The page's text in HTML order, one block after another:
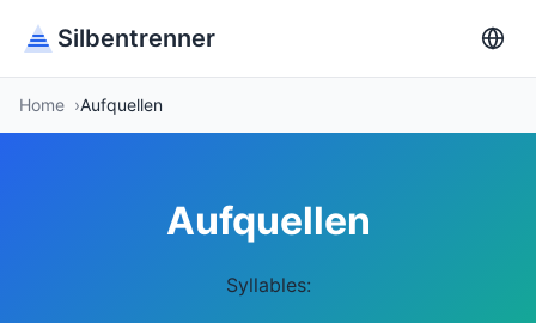
Silbentrenner
Home Aufquellen
Aufquellen
Syllables: